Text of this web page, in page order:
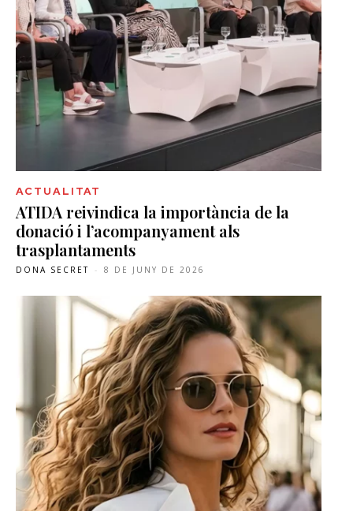
ACTUALITAT
ATIDA reivindica la importància de la
donació i l’acompanyament als
trasplantaments
DONA SECRET - 8 DE JUNY DE 2026